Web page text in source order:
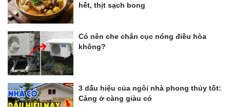
hết, thịt sạch bong
Có nên che chắn cục nóng điều hòa
không?
3 dấu hiệu của ngôi nhà phong thủy tốt:
Càng ở càng giàu có